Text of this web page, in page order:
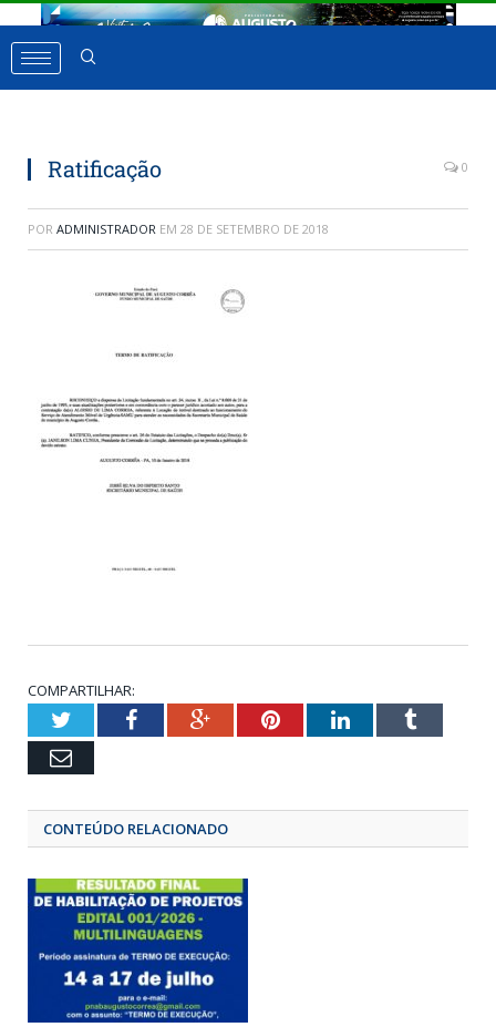
Ratificação 0
POR ADMINISTRADOR EM 28 DE SETEMBRO DE 2018
COMPARTILHAR:
TwitterFacebookGoogle+Pinterest
LinkedIn
Email
CONTEÚDO RELACIONADO